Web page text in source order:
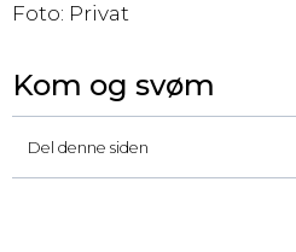
Foto: Privat
Kom og svøm
Del denne siden